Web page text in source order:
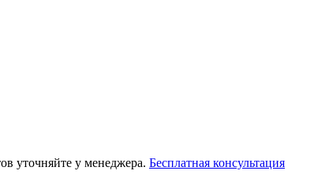
уточняйте у менеджера. Бесплатная консультация